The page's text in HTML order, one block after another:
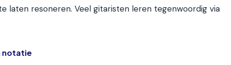
laten resoneren. Veel gitaristen leren tegenwoordig via
notatie